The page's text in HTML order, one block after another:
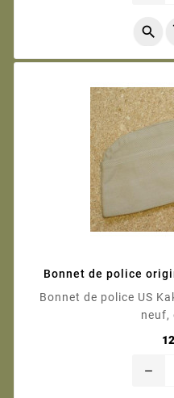

Bonnet de police
Bonnet de police US
neuf,
remove